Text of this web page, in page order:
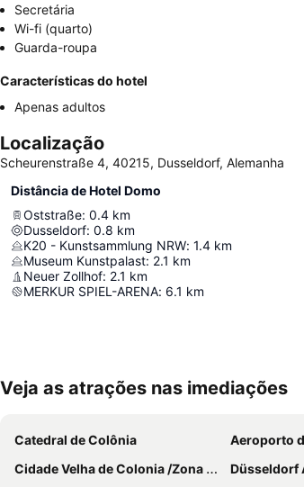
Secretária
Wi-fi (quarto)
Guarda-roupa
Características do hotel
Apenas adultos
Localização
Scheurenstraße 4, 40215, Dusseldorf, Alemanha
Distância de Hotel Domo
Oststraße: 0.4 km
Dusseldorf: 0.8 km
K20 - Kunstsammlung NRW: 1.4 km
Museum Kunstpalast: 2.1 km
Neuer Zollhof: 2.1 km
MERKUR SPIEL-ARENA: 6.1 km
Veja as atrações nas imediações
Catedral de Colônia Aeroporto
Cidade Velha de Colonia /Zona antiga de Colonia
Düsseldorf